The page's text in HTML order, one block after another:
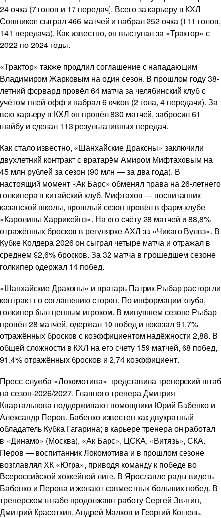
24 очка (7 голов и 17 передач). Всего за карьеру в КХЛ
Сошников сыграл 466 матчей и набрал 252 очка (111 голов,
141 передача). Как известно, он выступал за «Трактор» с
2022 по 2024 годы.
«Трактор» также продлил соглашение с нападающим
Владимиром Жарковым на один сезон. В прошлом году 38-
летний форвард провёл 64 матча за челябинский клуб с
учётом плей-офф и набрал 6 очков (2 гола, 4 передачи). За
всю карьеру в КХЛ он провёл 830 матчей, забросил 61
шайбу и сделал 113 результативных передач.
Как стало известно, «Шанхайские Драконы» заключили
двухлетний контракт с вратарём Амиром Мифтаховым на
45 млн рублей за сезон (90 млн — за два года). В
настоящий момент «Ак Барс» обменял права на 26-летнего
голкипера в китайский клуб. Мифтахов — воспитанник
казанской школы, прошлый сезон провёл в фарм-клубе
«Каролины Харрикейнз». На его счёту 28 матчей и 88,8%
отражённых бросков в регулярке АХЛ за «Чикаго Вулвз». В
Кубке Колдера 2026 он сыграл четыре матча и отражал в
среднем 92,6% бросков. За 32 матча в прошедшем сезоне
голкипер одержал 14 побед.
«Шанхайские Драконы» и вратарь Патрик Рыбар расторгли
контракт по соглашению сторон. По информации клуба,
голкипер был ценным игроком. В минувшем сезоне Рыбар
провёл 28 матчей, одержал 10 побед и показал 91,7%
отражённых бросков с коэффициентом надёжности 2,88. В
общей сложности в КХЛ на его счету 159 матчей, 68 побед,
91,4% отражённых бросков и 2,74 коэффициент.
Пресс-служба «Локомотива» представила тренерский штаб
на сезон-2026/2027. Главного тренера Дмитрия
Квартальнова поддерживают помощники Юрий Бабенко и
Александр Перов. Бабенко известен как двукратный
обладатель Кубка Гагарина; в карьере тренера он работал
в «Динамо» (Москва), «Ак Барс», ЦСКА, «Витязь», СКА.
Перов — воспитанник Локомотива и в прошлом сезоне
возглавлял ХК «Югра», приводя команду к победе во
Всероссийской хоккейной лиге. В Ярославле рады видеть
Бабенко и Перова и желают совместных больших побед. В
тренерском штабе продолжают работу Сергей Звягин,
Дмитрий Красоткин, Андрей Малков и Георгий Кошель.